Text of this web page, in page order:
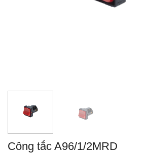
Công tắc A96/1/2MRD